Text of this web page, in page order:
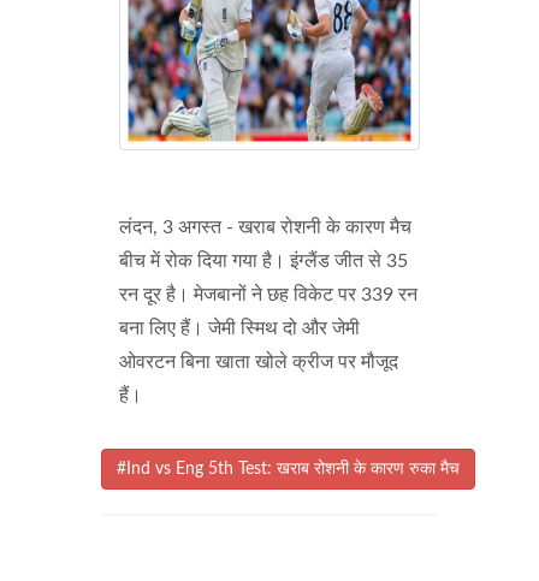
लंदन, 3 अगस्त - खराब रोशनी के कारण मैच
बीच में रोक दिया गया है। इंग्लैंड जीत से 35
रन दूर है। मेजबानों ने छह विकेट पर 339 रन
बना लिए हैं। जेमी स्मिथ दो और जेमी
ओवरटन बिना खाता खोले क्रीज पर मौजूद
हैं।
#Ind vs Eng 5th Test: खराब रोशनी के कारण रुका मैच